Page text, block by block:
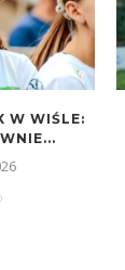
W WIŚLE: